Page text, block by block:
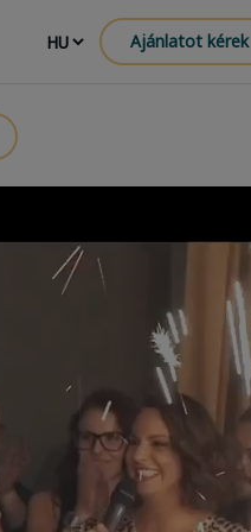
Ajánlatot kérek